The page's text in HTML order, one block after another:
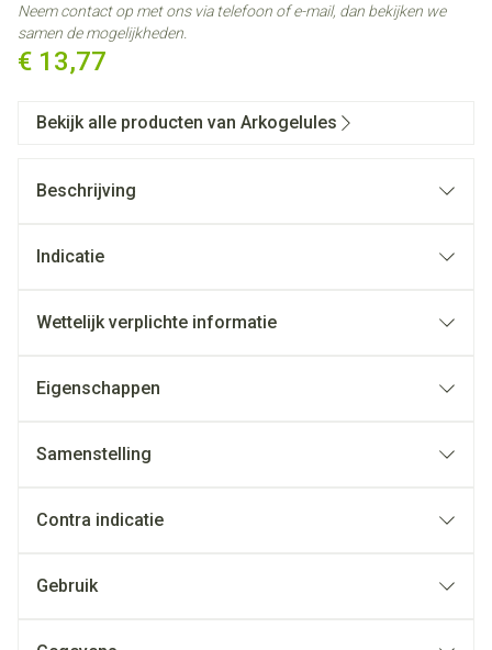
€ 13,77
Neem contact op met ons via telefoon of e-mail, dan bekijken we
samen de mogelijkheden.
Bekijk alle producten van Arkogelules
Beschrijving
Indicatie
Wettelijk verplichte informatie
Eigenschappen
Samenstelling
Contra indicatie
Gebruik